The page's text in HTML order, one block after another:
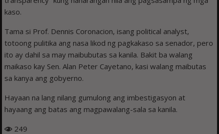
kaso.
Tama si Prof. Dennis Coronacion, isang political analyst,
totoong pulitika ang nasa likod ng pagkakaso sa senador, pero
ito ay dahil sa may maibubutas sa kanila. Bakit ba walang
maikaso kay Sen. Alan Peter Cayetano, kasi walang maibutas
sa kanya ang gobyerno.
Hayaan na lang nilang gumulong ang imbestigasyon at
hayaang ang batas ang magpawalang-sala sa kanila.
249